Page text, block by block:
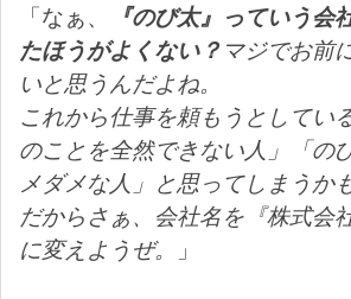
「なぁ、
『のび太』っていう会
たほうがよくない？ マジでお前
いと思うんだよね。
これから仕事を頼もうとしてい
のことを全然できない人」「の
メダメな人」と思ってしまうか
だからさぁ、会社名を『株式会
に変えようぜ。
」